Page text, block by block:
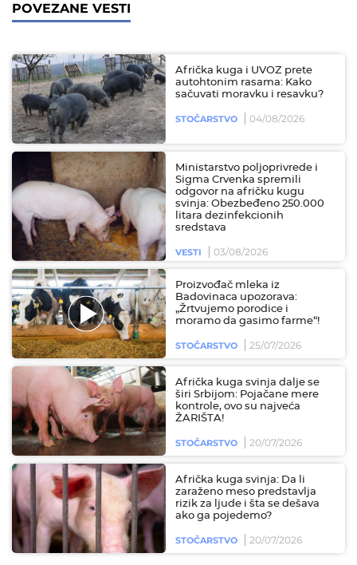
POVEZANE VESTI
Afrička kuga i UVOZ prete
autohtonim rasama: Kako
sačuvati moravku i resavku?
STOČARSTVO 04/08/2026
Ministarstvo poljoprivrede i
Sigma Crvenka spremili
odgovor na afričku kugu
svinja: Obezbeđeno 250.000
litara dezinfekcionih
sredstava
VESTI 03/08/2026
Proizvođač mleka iz
Badovinaca upozorava:
„Žrtvujemo porodice i
moramo da gasimo farme“!
STOČARSTVO 25/07/2026
Afrička kuga svinja dalje se
širi Srbijom: Pojačane mere
kontrole, ovo su najveća
ŽARIŠTA!
STOČARSTVO 20/07/2026
Afrička kuga svinja: Da li
zaraženo meso predstavlja
rizik za ljude i šta se dešava
ako ga pojedemo?
STOČARSTVO 20/07/2026